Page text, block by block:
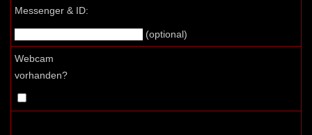
Messenger & ID:
(optional)
Webcam
vorhanden?